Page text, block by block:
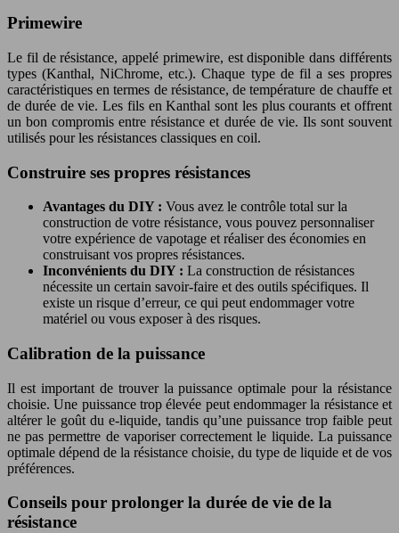
Primewire
Le fil de résistance, appelé primewire, est disponible dans différents
types (Kanthal, NiChrome, etc.). Chaque type de fil a ses propres
caractéristiques en termes de résistance, de température de chauffe et
de durée de vie. Les fils en Kanthal sont les plus courants et offrent
un bon compromis entre résistance et durée de vie. Ils sont souvent
utilisés pour les résistances classiques en coil.
Construire ses propres résistances
Avantages du DIY : Vous avez le contrôle total sur la
construction de votre résistance, vous pouvez personnaliser
votre expérience de vapotage et réaliser des économies en
construisant vos propres résistances.
Inconvénients du DIY : La construction de résistances
nécessite un certain savoir-faire et des outils spécifiques. Il
existe un risque d’erreur, ce qui peut endommager votre
matériel ou vous exposer à des risques.
Calibration de la puissance
Il est important de trouver la puissance optimale pour la résistance
choisie. Une puissance trop élevée peut endommager la résistance et
altérer le goût du e-liquide, tandis qu’une puissance trop faible peut
ne pas permettre de vaporiser correctement le liquide. La puissance
optimale dépend de la résistance choisie, du type de liquide et de vos
préférences.
Conseils pour prolonger la durée de vie de la
résistance